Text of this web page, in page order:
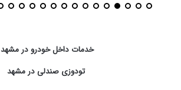
خدمات داخل خودرو در مشهد
تودوزی صندلی در مشهد